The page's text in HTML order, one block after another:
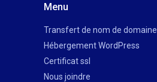
Menu
Transfert de nom de domaine
Hébergement WordPress
Certificat ssl
Nous joindre